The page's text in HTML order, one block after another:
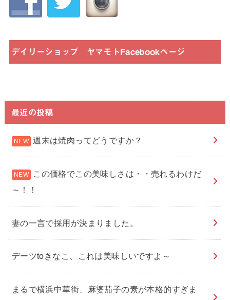
デイリーショップ ヤマモトFacebookページ
最近の投稿
週末は焼肉ってどうですか？
この価格でこの美味しさは・・売れるわけだ
～！！
妻の一言で採用が決まりました。
デーツtoきなこ、これは美味しいですよ～
まるで横浜中華街、麻婆茄子の素が本格的すぎま